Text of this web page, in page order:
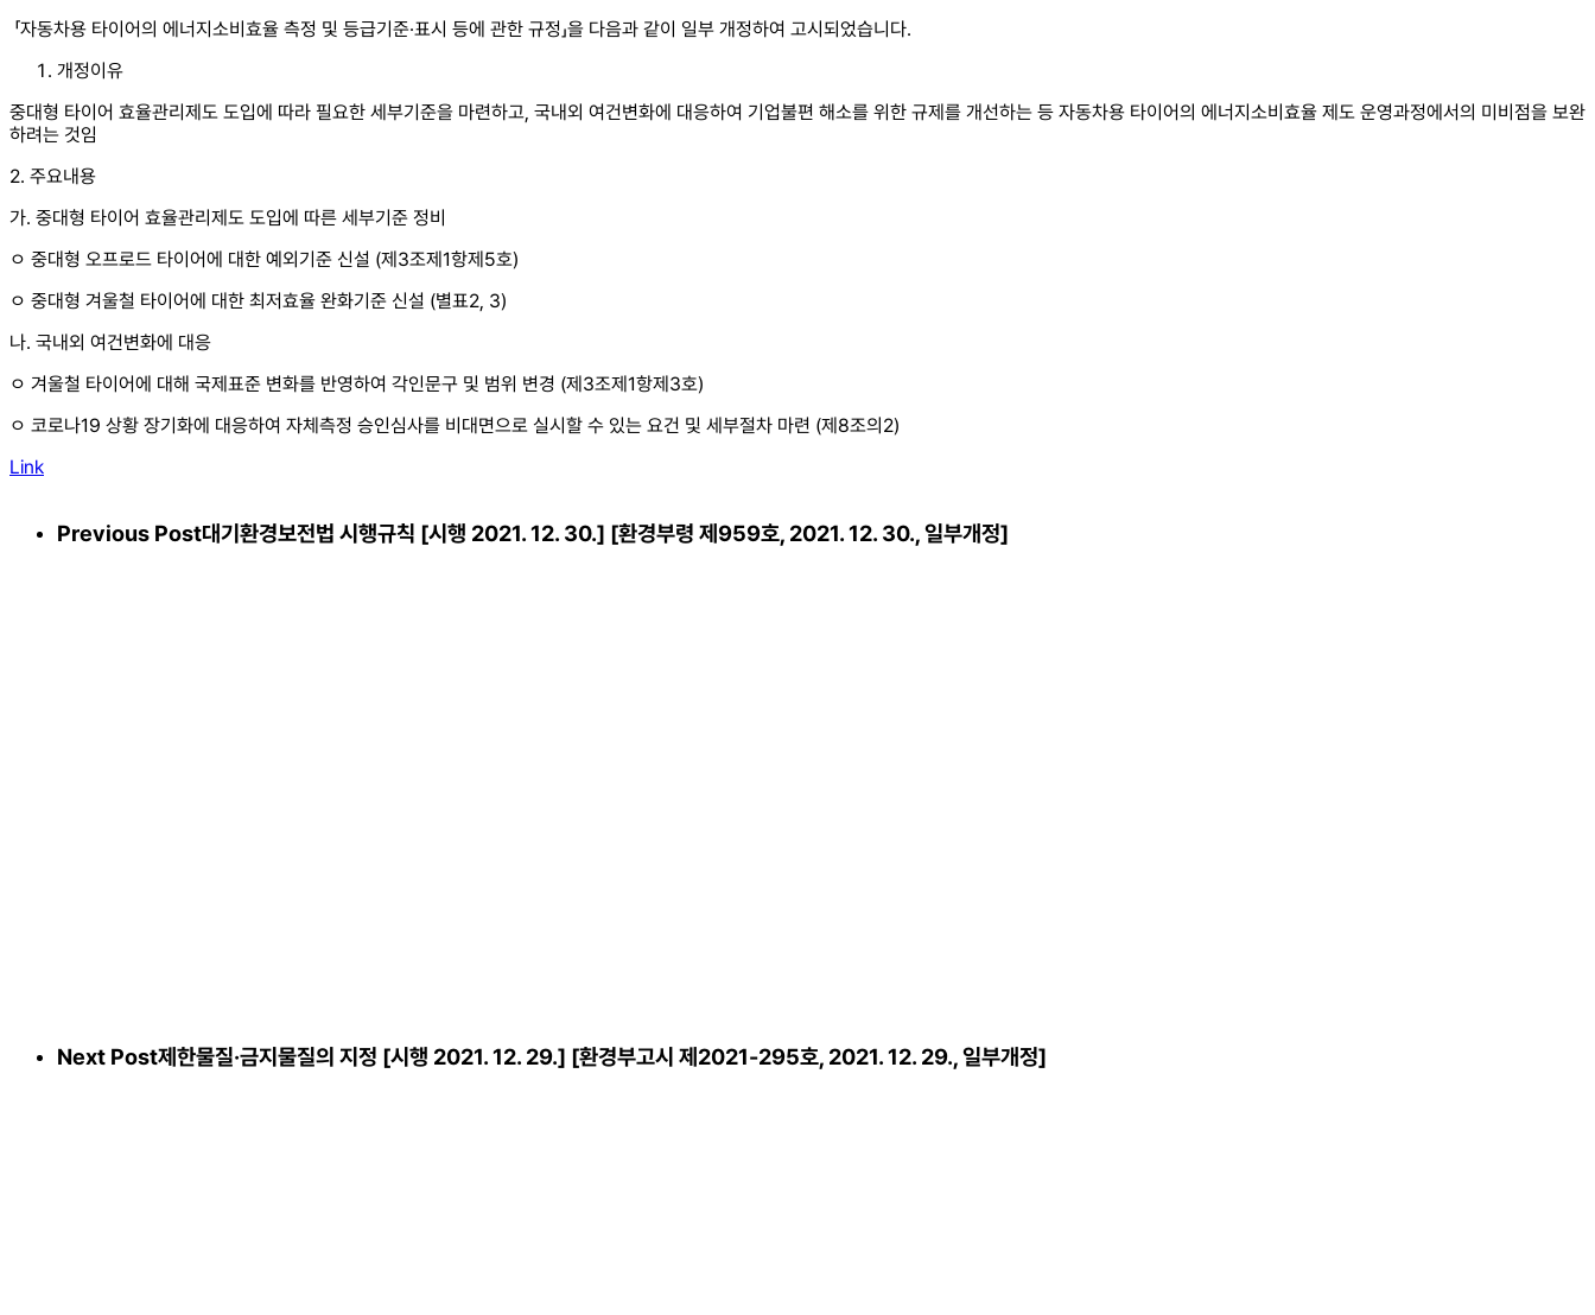
「자동차용 타이어의 에너지소비효율 측정 및 등급기준·표시 등에 관한 규정」을 다음과 같이 일부 개정하여 고시되었습니다.
개정이유
중대형 타이어 효율관리제도 도입에 따라 필요한 세부기준을 마련하고, 국내외 여건변화에 대응하여 기업불편 해소를 위한 규제를 개선하는 등 자동차용 타이어의 에너지소비효율 제도 운영과정에서의 미비점을 보완
하려는 것임
2. 주요내용
가. 중대형 타이어 효율관리제도 도입에 따른 세부기준 정비
ㅇ 중대형 오프로드 타이어에 대한 예외기준 신설 (제3조제1항제5호)
ㅇ 중대형 겨울철 타이어에 대한 최저효율 완화기준 신설 (별표2, 3)
나. 국내외 여건변화에 대응
ㅇ 겨울철 타이어에 대해 국제표준 변화를 반영하여 각인문구 및 범위 변경 (제3조제1항제3호)
ㅇ 코로나19 상황 장기화에 대응하여 자체측정 승인심사를 비대면으로 실시할 수 있는 요건 및 세부절차 마련 (제8조의2)
Link
Previous Post대기환경보전법 시행규칙 [시행 2021. 12. 30.] [환경부령 제959호, 2021. 12. 30., 일부개정]
Next Post제한물질·금지물질의 지정 [시행 2021. 12. 29.] [환경부고시 제2021-295호, 2021. 12. 29., 일부개정]